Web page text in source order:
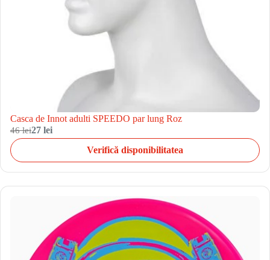
Casca de Innot adulti SPEEDO par lung Roz
46 lei27 lei
Verifică disponibilitatea